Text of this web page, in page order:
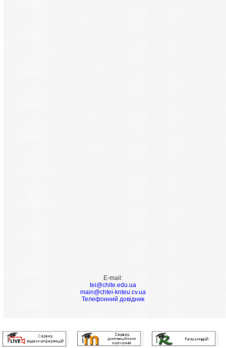
E-mail:
tei@chite.edu.ua
main@chtei-knteu.cv.ua
Телефонний довідник